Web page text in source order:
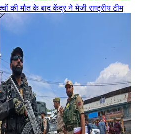
की मौत के बाद केंद्र ने भेजी राष्ट्रीय टीम